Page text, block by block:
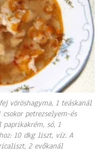
vöröshagyma, 1 teáskanál
petrezselyem-és
só, 1
10 dkg liszt, víz. A
2 evőkanál